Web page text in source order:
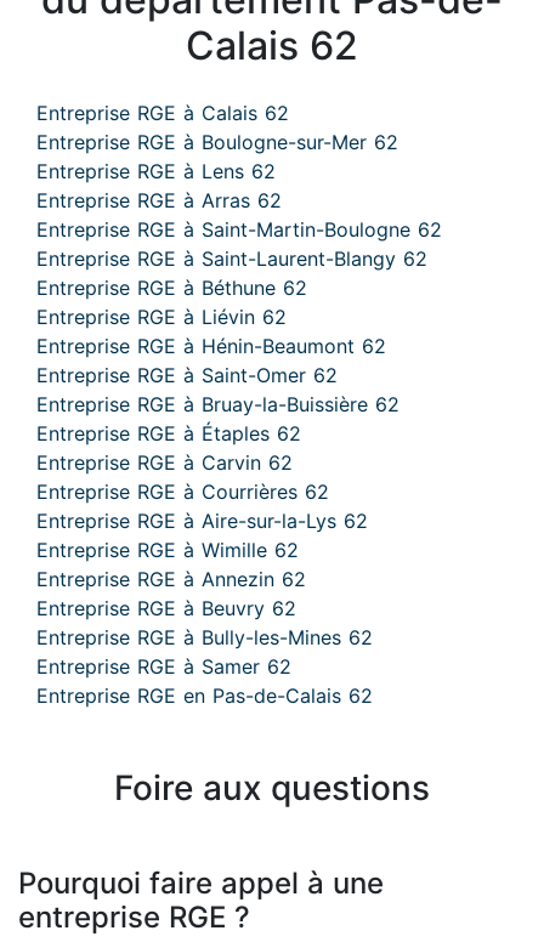
Calais 62
Entreprise RGE à Calais 62
Entreprise RGE à Boulogne-sur-Mer 62
Entreprise RGE à Lens 62
Entreprise RGE à Arras 62
Entreprise RGE à Saint-Martin-Boulogne 62
Entreprise RGE à Saint-Laurent-Blangy 62
Entreprise RGE à Béthune 62
Entreprise RGE à Liévin 62
Entreprise RGE à Hénin-Beaumont 62
Entreprise RGE à Saint-Omer 62
Entreprise RGE à Bruay-la-Buissière 62
Entreprise RGE à Étaples 62
Entreprise RGE à Carvin 62
Entreprise RGE à Courrières 62
Entreprise RGE à Aire-sur-la-Lys 62
Entreprise RGE à Wimille 62
Entreprise RGE à Annezin 62
Entreprise RGE à Beuvry 62
Entreprise RGE à Bully-les-Mines 62
Entreprise RGE à Samer 62
Entreprise RGE en Pas-de-Calais 62
Foire aux questions
Pourquoi faire appel à une
entreprise RGE ?